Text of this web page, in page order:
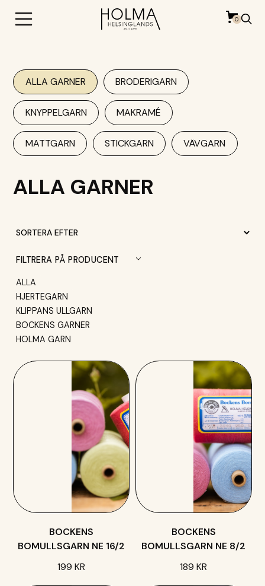
0
ALLA GARNER BRODERIGARN
KNYPPELGARN MAKRAMÉ
MATTGARN STICKGARN VÄVGARN
ALLA GARNER
FILTRERA PÅ PRODUCENT
ALLA
HJERTEGARN
KLIPPANS ULLGARN
BOCKENS GARNER
HOLMA GARN
BOCKENS
BOMULLSGARN NE 16/2
199 KR
BOCKENS
BOMULLSGARN NE 8/2
189 KR